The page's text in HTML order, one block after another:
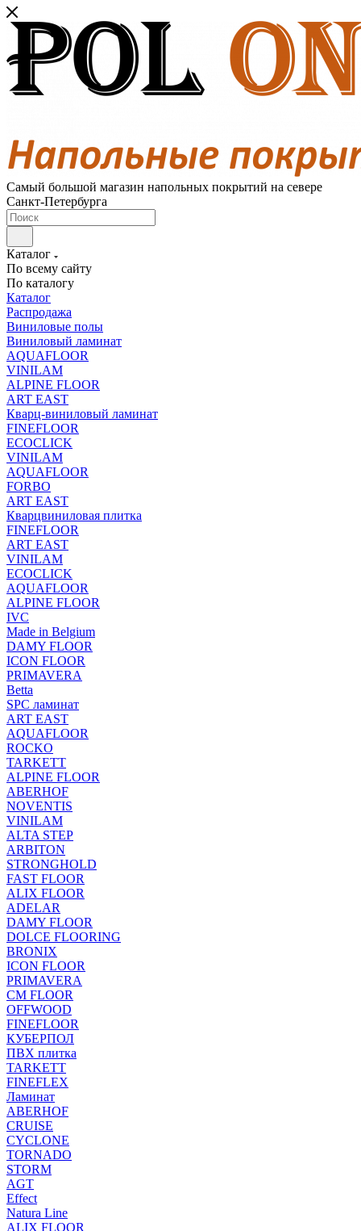
Самый большой магазин напольных покрытий на севере
Санкт-Петербурга
Каталог
По всему сайту
По каталогу
Каталог
Распродажа
Виниловые полы
Виниловый ламинат
AQUAFLOOR
VINILAM
ALPINE FLOOR
ART EAST
Кварц-виниловый ламинат
FINEFLOOR
ECOCLICK
VINILAM
AQUAFLOOR
FORBO
ART EAST
Кварцвиниловая плитка
FINEFLOOR
ART EAST
VINILAM
ECOCLICK
AQUAFLOOR
ALPINE FLOOR
IVC
Made in Belgium
DAMY FLOOR
ICON FLOOR
PRIMAVERA
Betta
SPC ламинат
ART EAST
AQUAFLOOR
ROCKO
TARKETT
ALPINE FLOOR
ABERHOF
NOVENTIS
VINILAM
ALTA STEP
ARBITON
STRONGHOLD
FAST FLOOR
ALIX FLOOR
ADELAR
DAMY FLOOR
DOLCE FLOORING
BRONIX
ICON FLOOR
PRIMAVERA
CM FLOOR
OFFWOOD
FINEFLOOR
КУБЕРПОЛ
ПВХ плитка
TARKETT
FINEFLEX
Ламинат
ABERHOF
CRUISE
CYCLONE
TORNADO
STORM
AGT
Effect
Natura Line
ALIX FLOOR